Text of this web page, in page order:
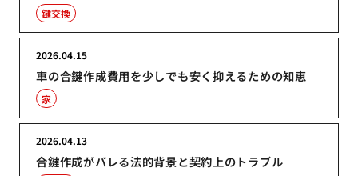
鍵交換
車の合鍵作成費用を少しでも安く抑えるための知恵
2026.04.15
家
合鍵作成がバレる法的背景と契約上のトラブル
2026.04.13